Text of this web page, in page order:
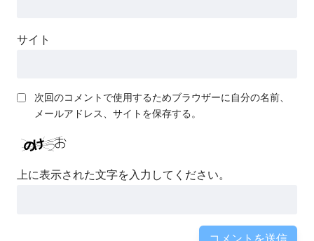
サイト
次回のコメントで使用するためブラウザーに自分の名前、
メールアドレス、サイトを保存する。
上に表示された文字を入力してください。